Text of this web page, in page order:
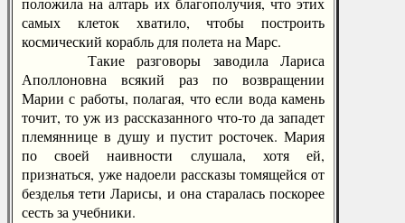
самых клеток хватило, чтобы построить
космический корабль для полета на Марс.
Такие разговоры заводила Лариса
Аполлоновна всякий раз по возвращении
Марии с работы, полагая, что если вода камень
точит, то уж из рассказанного что-то да западет
племяннице в душу и пустит росточек. Мария
по своей наивности слушала, хотя ей,
признаться, уже надоели рассказы томящейся от
безделья тети Ларисы, и она старалась поскорее
сесть за учебники.